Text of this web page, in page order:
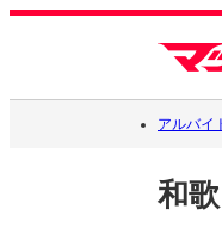
アルバイ
和